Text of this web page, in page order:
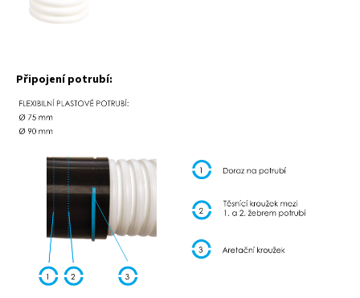
Připojení potrubí: